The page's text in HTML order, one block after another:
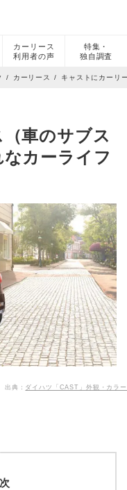
カーリース
利用者の声
特集・
独自調査
カーリース キャストにカーリ
車のサブス
カーライフ
出典： ダイハツ「CAST」外観・カラー